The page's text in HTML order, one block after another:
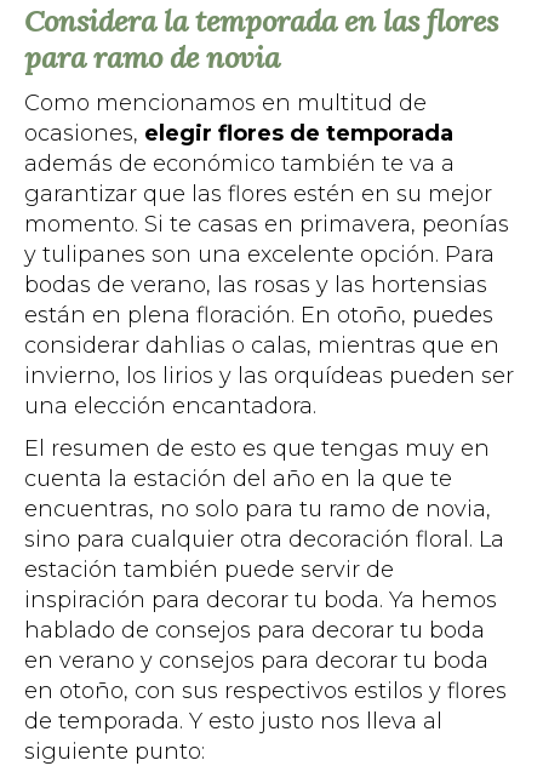
Considera la temporada en las flores
para ramo de novia
Como mencionamos en multitud de
ocasiones, elegir flores de temporada
además de económico también te va a
garantizar que las flores estén en su mejor
momento. Si te casas en primavera, peonías
y tulipanes son una excelente opción. Para
bodas de verano, las rosas y las hortensias
están en plena floración. En otoño, puedes
considerar dahlias o calas, mientras que en
invierno, los lirios y las orquídeas pueden ser
una elección encantadora.
El resumen de esto es que tengas muy en
cuenta la estación del año en la que te
encuentras, no solo para tu ramo de novia,
sino para cualquier otra decoración floral. La
estación también puede servir de
inspiración para decorar tu boda. Ya hemos
hablado de consejos para decorar tu boda
en verano y consejos para decorar tu boda
en otoño, con sus respectivos estilos y flores
de temporada. Y esto justo nos lleva al
siguiente punto: